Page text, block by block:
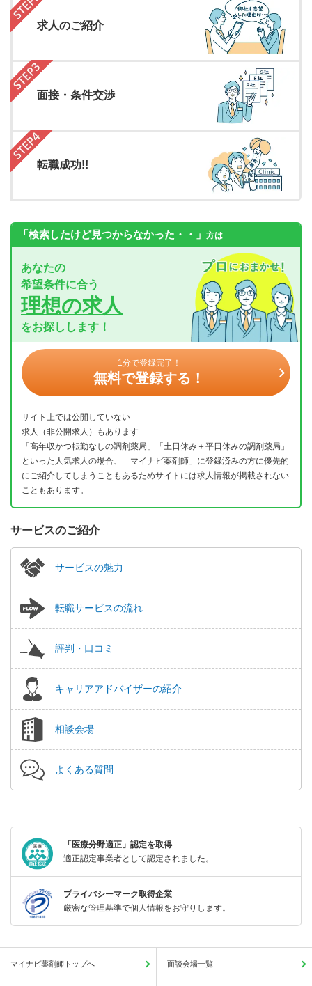
求人のご紹介
面接・条件交渉
転職成功!!
「検索したけど見つからなかった・・」 方は
あなたの
希望条件に合う
理想の求人
をお探しします！
1分で登録完了！
無料で登録する！
サイト上では公開していない
求人（非公開求人）もあります
「高年収かつ転勤なしの調剤薬局」「土日休み＋平日休みの調剤薬局」
といった人気求人の場合、「マイナビ薬剤師」に登録済みの方に優先的
にご紹介してしまうこともあるためサイトには求人情報が掲載されない
こともあります。
サービスのご紹介
サービスの魅力
転職サービスの流れ
評判・口コミ
キャリアアドバイザーの紹介
相談会場
よくある質問
「医療分野適正」認定を取得
適正認定事業者として認定されました。
プライバシーマーク取得企業
厳密な管理基準で個人情報をお守りします。
マイナビ薬剤師トップへ 面談会場一覧